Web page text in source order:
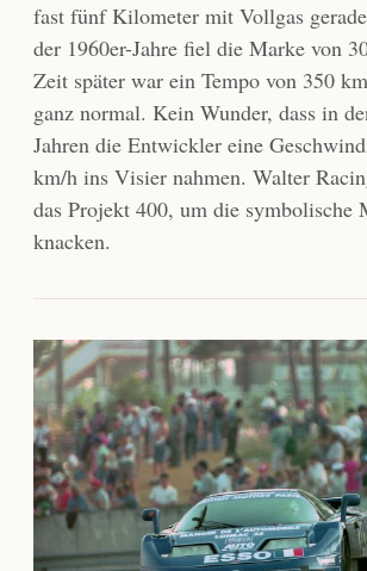
fast fünf Kilometer mit Vollgas
der 1960er-Jahre fiel die Marke von
Zeit später war ein Tempo von 350
ganz normal. Kein Wunder, dass in
Jahren die Entwickler eine
km/h ins Visier nahmen. Walter
das Projekt 400, um die symbolische
knacken.